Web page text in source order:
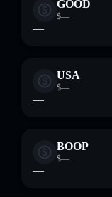
GOOD
$—
—
USA
$—
—
BOOP
$—
—